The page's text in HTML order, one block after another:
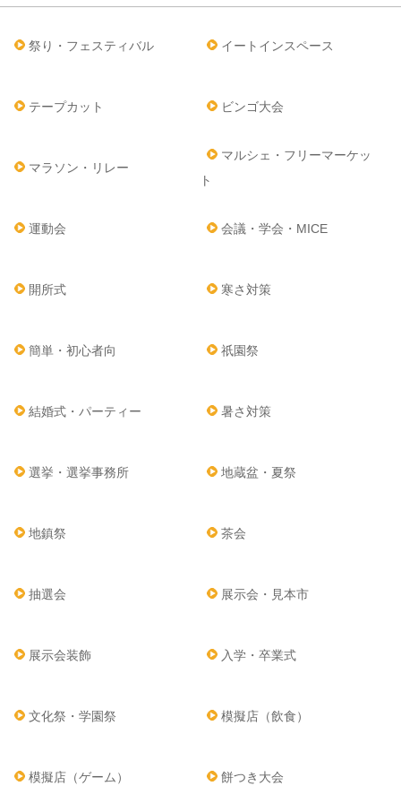
祭り・フェスティバル イートインスペース
テープカット ビンゴ大会
マラソン・リレー
マルシェ・フリーマーケッ
ト
運動会 会議・学会・MICE
開所式 寒さ対策
簡単・初心者向 祇園祭
結婚式・パーティー 暑さ対策
選挙・選挙事務所 地蔵盆・夏祭
地鎮祭 茶会
抽選会 展示会・見本市
展示会装飾 入学・卒業式
文化祭・学園祭 模擬店（飲食）
模擬店（ゲーム） 餅つき大会